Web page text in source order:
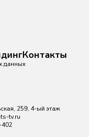
Контакты
данных
259, 4-ый этаж
tv.ru
402